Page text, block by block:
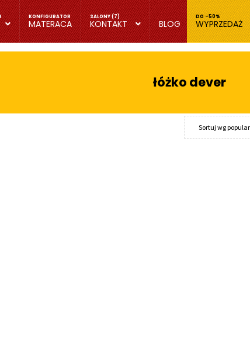
MATERACA KONTAKT BLOG WYPRZEDAŻ
łóżko dever